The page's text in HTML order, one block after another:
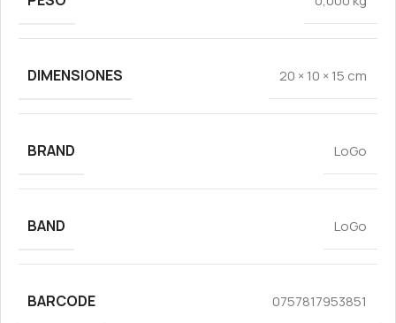
DIMENSIONES 20 × 10 × 15 cm
BRAND LoGo
BAND LoGo
BARCODE 0757817953851